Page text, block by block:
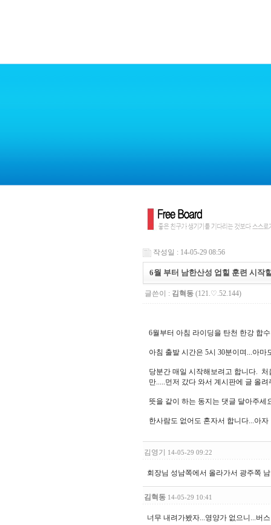
작성일 : 14-05-29 08:56
6월 부터 남한산성 업힐 훈련 시작
글쓴이 : 김혁동 (121.♡.52.144)
6월부터 아침 라이딩을 탄천 한강 합
아침 출발 시간은 5시 30분이며...아
당분간 매일 시작해보려고 합니다.
만.....먼저 갔다 와서 계시판에 글 올
뜻을 같이 하는 동지는 댓글 달아주
한사람도 없어도 혼자서 합니다...아자
김영기 14-05-29 09:22
회장님 성남쪽에서 올라가서 광주쪽
김혁동 14-05-29 10:41
너무 내려가봤자...영양가 없으니...버